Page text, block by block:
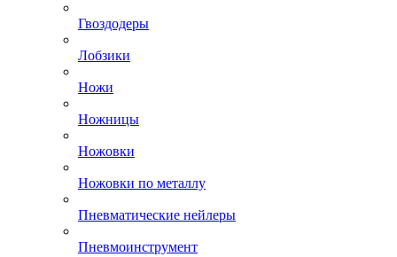
Гвоздодеры
Лобзики
Ножи
Ножницы
Ножовки
Ножовки по металлу
Пневматические нейлеры
Пневмоинструмент